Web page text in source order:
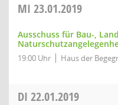
MI 23.01.2019
Ausschuss für Bau-,
19:00 Uhr Haus der
DI 22.01.2019